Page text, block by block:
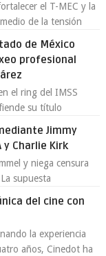
el T-MEC y la
de la tensión
de México
profesional
el ring del IMSS
su título
Jimmy
y Charlie Kirk
y niega censura
supuesta
del cine con
la experiencia
años, Cinedot ha